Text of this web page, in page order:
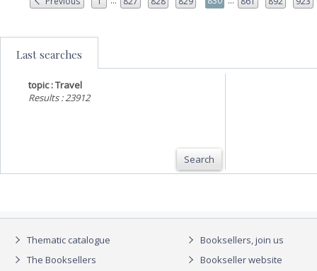
Last searches
topic : Travel
Results : 23912
Search
Thematic catalogue
The Booksellers
Booksellers, join us
Bookseller website